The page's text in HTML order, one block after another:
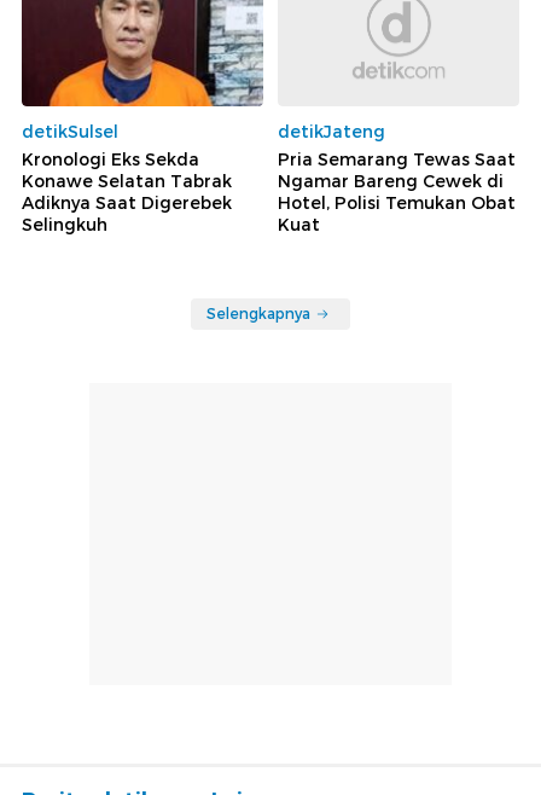
detikSulsel
Kronologi Eks Sekda
Konawe Selatan Tabrak
Adiknya Saat Digerebek
Selingkuh
detikJateng
Pria Semarang Tewas Saat
Ngamar Bareng Cewek di
Hotel, Polisi Temukan Obat
Kuat
Selengkapnya